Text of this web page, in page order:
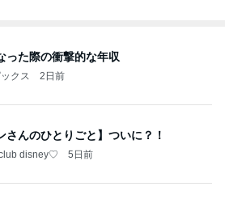
った際の衝撃的な年収
クス 2日前
さんのひとりごと】ついに？！
disney♡ 5日前